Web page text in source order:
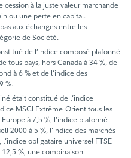
à la juste valeur marchande
ou une perte en capital.
aux échanges entre les
de Société.
de l’indice composé plafonné
tous pays, hors Canada à 34 %, de
à 6 % et de l’indice des
%.
était constitué de l’indice
MSCI Extrême-Orient tous les
à 7,5 %, l’indice plafonné
2000 à 5 %, l’indice des marchés
l’indice obligataire universel FTSE
12,5 %, une combinaison